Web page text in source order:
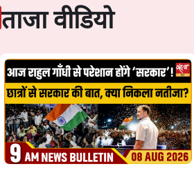
ताजा वीडियो